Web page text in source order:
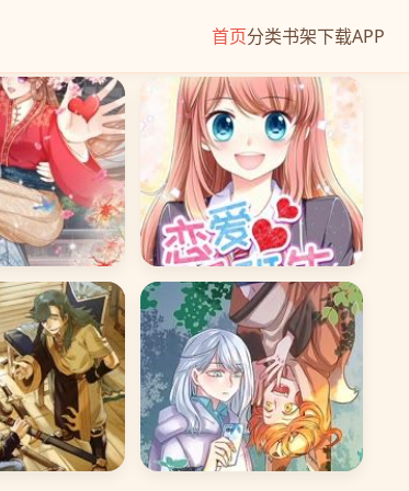
首页分类书架下载APP